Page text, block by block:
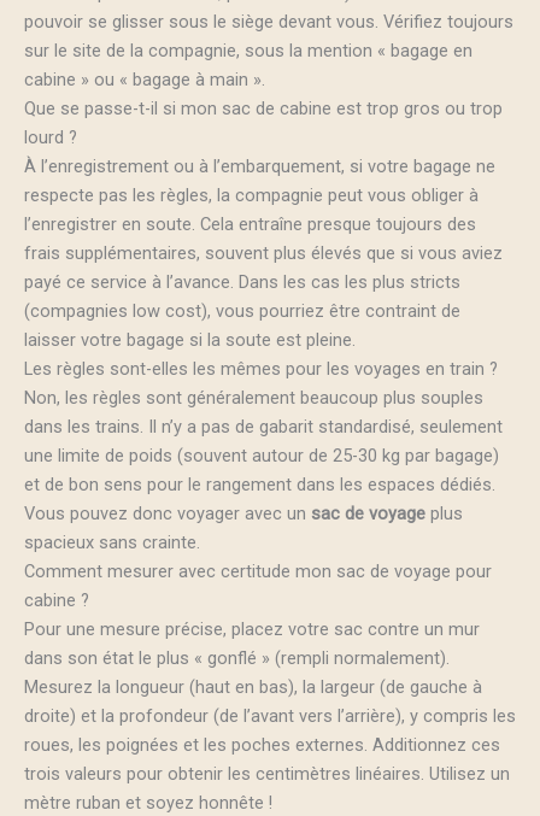
pouvoir se glisser sous le siège devant vous. Vérifiez toujours
sur le site de la compagnie, sous la mention « bagage en
cabine » ou « bagage à main ».
Que se passe-t-il si mon sac de cabine est trop gros ou trop
lourd ?
À l’enregistrement ou à l’embarquement, si votre bagage ne
respecte pas les règles, la compagnie peut vous obliger à
l’enregistrer en soute. Cela entraîne presque toujours des
frais supplémentaires, souvent plus élevés que si vous aviez
payé ce service à l’avance. Dans les cas les plus stricts
(compagnies low cost), vous pourriez être contraint de
laisser votre bagage si la soute est pleine.
Les règles sont-elles les mêmes pour les voyages en train ?
Non, les règles sont généralement beaucoup plus souples
dans les trains. Il n’y a pas de gabarit standardisé, seulement
une limite de poids (souvent autour de 25-30 kg par bagage)
et de bon sens pour le rangement dans les espaces dédiés.
Vous pouvez donc voyager avec un sac de voyage plus
spacieux sans crainte.
Comment mesurer avec certitude mon sac de voyage pour
cabine ?
Pour une mesure précise, placez votre sac contre un mur
dans son état le plus « gonflé » (rempli normalement).
Mesurez la longueur (haut en bas), la largeur (de gauche à
droite) et la profondeur (de l’avant vers l’arrière), y compris les
roues, les poignées et les poches externes. Additionnez ces
trois valeurs pour obtenir les centimètres linéaires. Utilisez un
mètre ruban et soyez honnête !